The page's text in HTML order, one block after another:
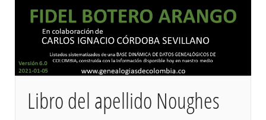
Libro del apellido Noughes